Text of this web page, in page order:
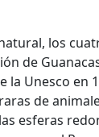
los
de
Unesco en
de
esferas